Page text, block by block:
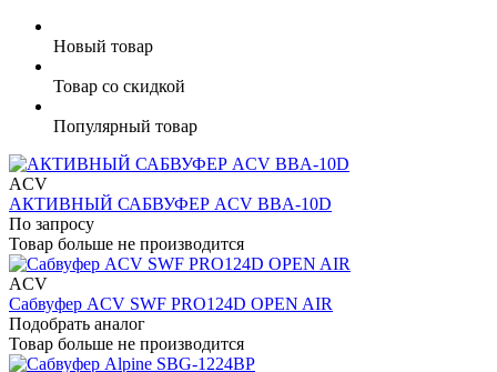
Новый товар
Товар со скидкой
Популярный товар
ACV
АКТИВНЫЙ САБВУФЕР ACV BBA-10D
По запросу
Товар больше не производится
ACV
Сабвуфер ACV SWF PRO124D OPEN AIR
Подобрать аналог
Товар больше не производится